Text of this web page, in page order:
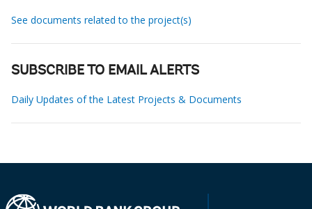
See documents related to the project(s)
SUBSCRIBE TO EMAIL ALERTS
Daily Updates of the Latest Projects & Documents